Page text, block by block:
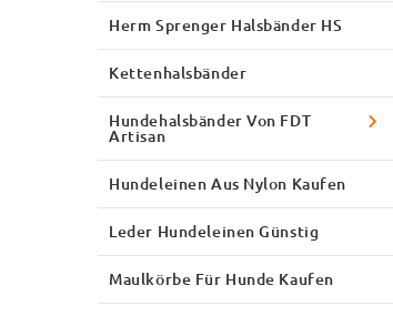
Herm Sprenger Halsbänder HS
Kettenhalsbänder
Hundehalsbänder Von FDT
Artisan
Hundeleinen Aus Nylon Kaufen
Leder Hundeleinen Günstig
Maulkörbe Für Hunde Kaufen